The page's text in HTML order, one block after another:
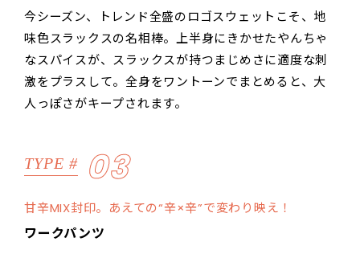
今シーズン、トレンド全盛のロゴスウェットこそ、地
味色スラックスの名相棒。上半身にきかせたやんちゃ
なスパイスが、スラックスが持つまじめさに適度な刺
激をプラスして。全身をワントーンでまとめると、大
人っぽさがキープされます。
TYPE # 03
甘辛MIX封印。あえての“辛×辛”で変わり映え！
ワークパンツ